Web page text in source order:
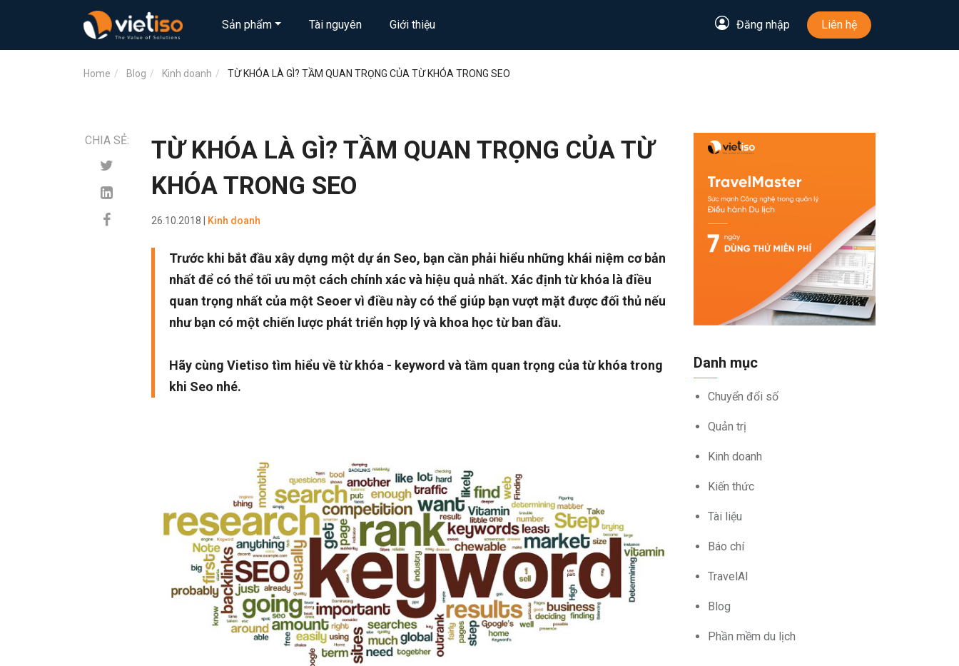
Sản phẩm Tài nguyên Giới thiệu Đăng nhập Liên hệ
Home Blog Kinh doanh TỪ KHÓA LÀ GÌ? TẦM QUAN TRỌNG CỦA TỪ KHÓA TRONG SEO
CHIA SẺ:
TỪ KHÓA LÀ GÌ? TẦM QUAN TRỌNG CỦA TỪ
KHÓA TRONG SEO
26.10.2018 | Kinh doanh
Trước khi bắt đầu xây dựng một dự án Seo, bạn cần phải hiểu những khái niệm cơ bản
nhất để có thể tối ưu một cách chính xác và hiệu quả nhất. Xác định từ khóa là điều
quan trọng nhất của một Seoer vì điều này có thể giúp bạn vượt mặt được đối thủ nếu
như bạn có một chiến lược phát triển hợp lý và khoa học từ ban đầu.
Hãy cùng Vietiso tìm hiểu về từ khóa - keyword và tầm quan trọng của từ khóa trong
khi Seo nhé.
Danh mục
Chuyển đổi số
Quản trị
Kinh doanh
Kiến thức
Tài liệu
Báo chí
TravelAI
Blog
Phần mềm du lịch